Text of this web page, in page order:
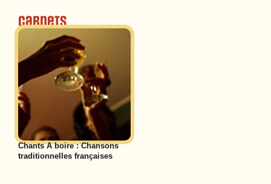
Carnets
Chants A boire : Chansons
traditionnelles françaises